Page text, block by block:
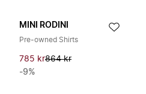
MINI RODINI
Pre-owned Shirts
785 kr864 kr
-9%